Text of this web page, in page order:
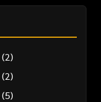
(2)
(2)
(5)